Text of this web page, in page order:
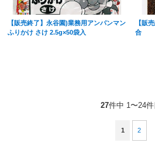
【販売終了】永谷園)業務用アンパンマン
ふりかけ さけ 2.5g×50袋入
【販
合
27件中 1〜24件
1 2